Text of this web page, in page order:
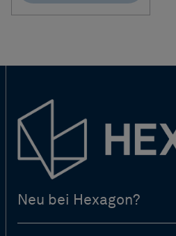
Neu bei Hexagon?